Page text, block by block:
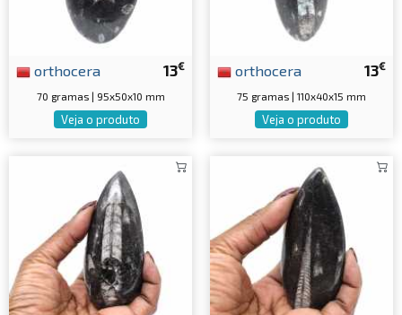
13€
orthocera
70 gramas | 95x50x10 mm
Veja o produto
13€
orthocera
75 gramas | 110x40x15 mm
Veja o produto